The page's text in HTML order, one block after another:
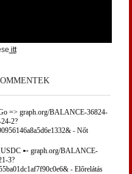
itt
=> graph.org/BALANCE-36824-
2?
- Nőt
USDC ➸ graph.org/BALANCE-
3?
- Előrelátás